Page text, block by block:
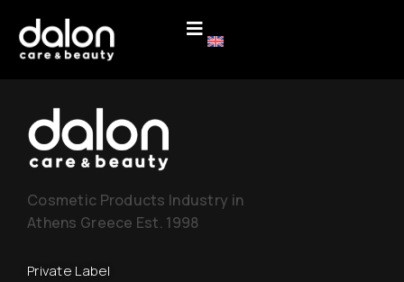
Cosmetic Products Industry in
Athens Greece Est. 1998
Private Label